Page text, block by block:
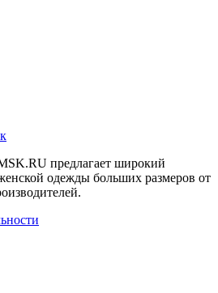
предлагает широкий
одежды больших размеров от